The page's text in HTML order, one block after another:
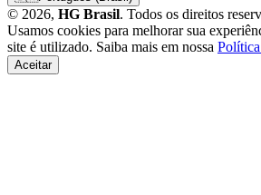
© 2026, HG Brasil. Todos os direitos
Usamos cookies para melhorar sua
site é utilizado. Saiba mais em nossa
Aceitar